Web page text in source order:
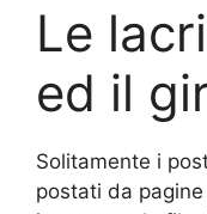
Le
ed il
Solitamente i
postati da